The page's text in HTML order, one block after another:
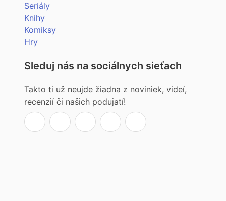
Seriály
Knihy
Komiksy
Hry
Sleduj nás na sociálnych sieťach
Takto ti už neujde žiadna z noviniek, videí,
recenzií či našich podujatí!